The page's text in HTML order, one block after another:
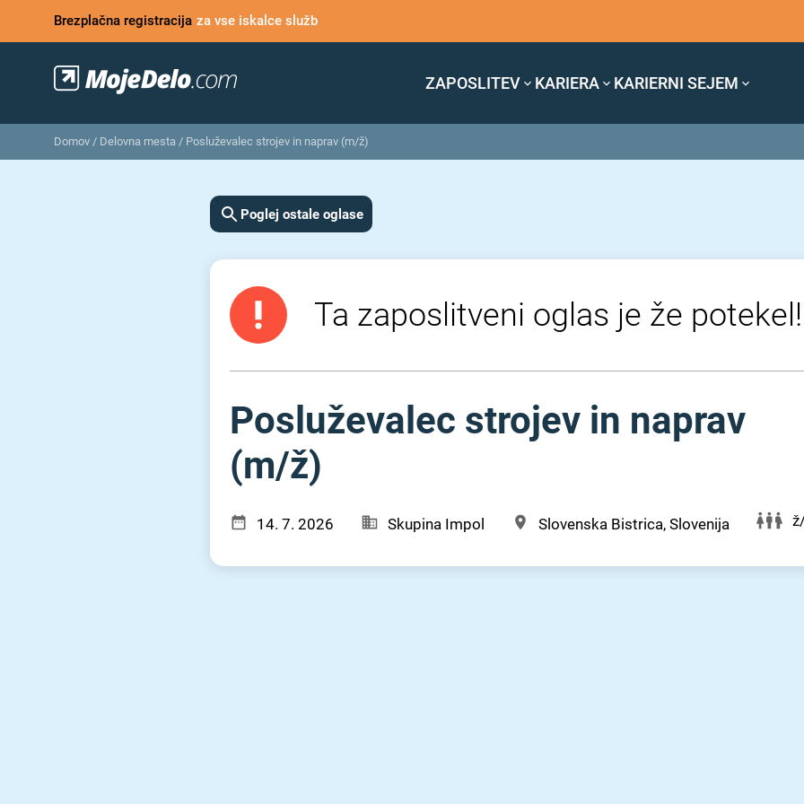
Brezplačna registracija za vse iskalce služb
ZAPOSLITEV KARIERA KARIERNI SEJEM
Domov / Delovna mesta / Posluževalec strojev in naprav (m/ž)
Poglej ostale oglase
Ta zaposlitveni oglas je že potekel!
Posluževalec strojev in naprav
(m⁠/⁠ž)
14. 7. 2026 Skupina Impol Slovenska Bistrica, Slovenija